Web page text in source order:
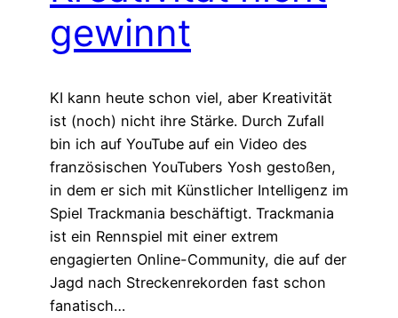
gewinnt
KI kann heute schon viel, aber Kreativität
ist (noch) nicht ihre Stärke. Durch Zufall
bin ich auf YouTube auf ein Video des
französischen YouTubers Yosh gestoßen,
in dem er sich mit Künstlicher Intelligenz im
Spiel Trackmania beschäftigt. Trackmania
ist ein Rennspiel mit einer extrem
engagierten Online-Community, die auf der
Jagd nach Streckenrekorden fast schon
fanatisch…